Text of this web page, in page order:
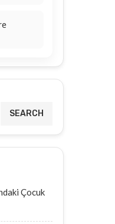
SEARCH
Çocuk